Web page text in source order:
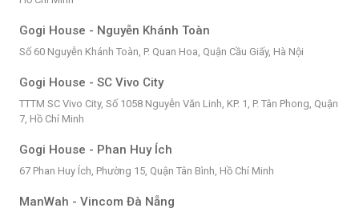
Gogi House - Nguyễn Khánh Toàn
Số 60 Nguyễn Khánh Toàn, P. Quan Hoa, Quận Cầu Giấy, Hà Nội
Gogi House - SC Vivo City
TTTM SC Vivo City, Số 1058 Nguyễn Văn Linh, KP. 1, P. Tân Phong, Quận
7, Hồ Chí Minh
Gogi House - Phan Huy Ích
67 Phan Huy Ích, Phường 15, Quận Tân Bình, Hồ Chí Minh
ManWah - Vincom Đà Nẵng